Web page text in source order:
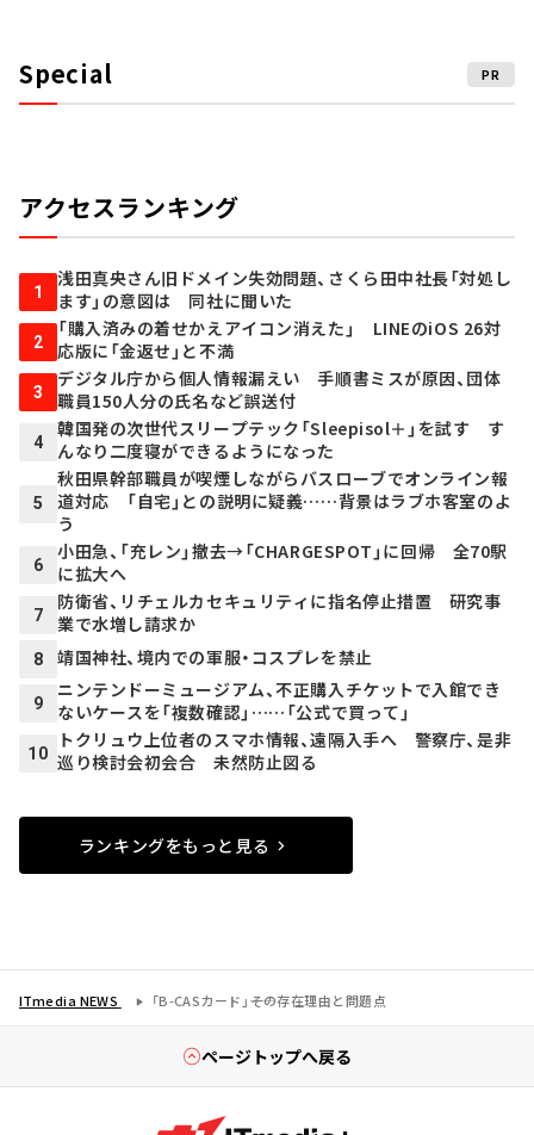
Special PR
アクセスランキング
1
浅田真央さん旧ドメイン失効問題、さくら田中社長「対処し
ます」の意図は 同社に聞いた
2
「購入済みの着せかえアイコン消えた」 LINEのiOS 26対
応版に「金返せ」と不満
3
デジタル庁から個人情報漏えい 手順書ミスが原因、団体
職員150人分の氏名など誤送付
4
韓国発の次世代スリープテック「Sleepisol＋」を試す す
んなり二度寝ができるようになった
5
秋田県幹部職員が喫煙しながらバスローブでオンライン報
道対応 「自宅」との説明に疑義……背景はラブホ客室のよ
う
6
小田急、「充レン」撤去→「CHARGESPOT」に回帰 全70駅
に拡大へ
7
防衛省、リチェルカセキュリティに指名停止措置 研究事
業で水増し請求か
8 靖国神社、境内での軍服・コスプレを禁止
9
ニンテンドーミュージアム、不正購入チケットで入館でき
ないケースを「複数確認」……「公式で買って」
10
トクリュウ上位者のスマホ情報、遠隔入手へ 警察庁、是非
巡り検討会初会合 未然防止図る
ランキングをもっと見る
ITmedia NEWS 「B-CASカード」――その存在理由と問題点
ページトップへ戻る